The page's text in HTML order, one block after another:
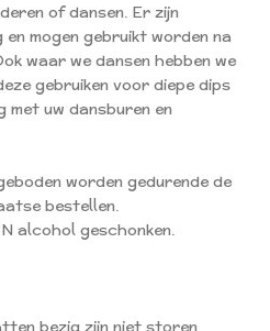
of dansen. Er zijn
mogen gebruikt worden na
waar we dansen hebben we
gebruiken voor diepe dips
met uw dansburen en
worden gedurende de
bestellen.
alcohol geschonken.
bezig zijn niet storen